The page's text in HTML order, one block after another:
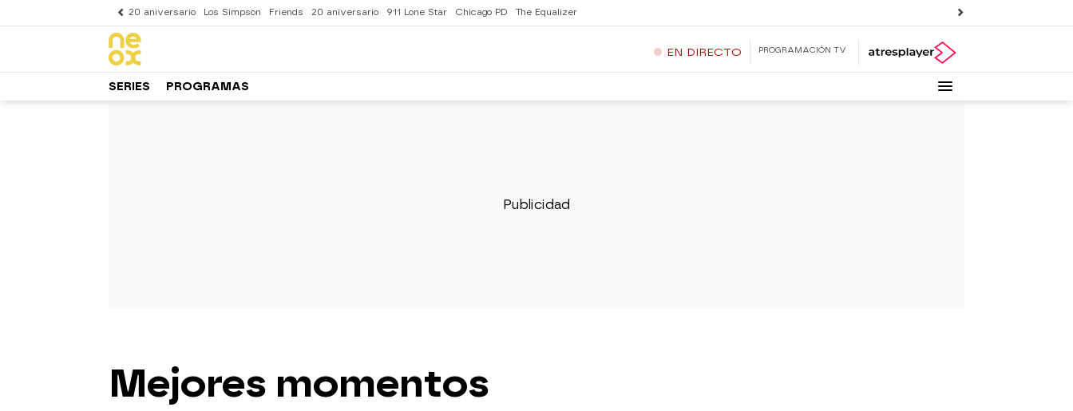
20 aniversario Los Simpson Friends 20 aniversario 911 Lone Star Chicago PD The Equalizer
EN DIRECTO PROGRAMACIÓN TV
SERIES PROGRAMAS
Mejores momentos